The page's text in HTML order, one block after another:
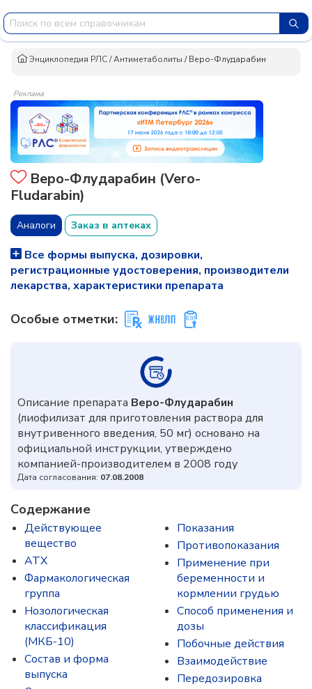
Энциклопедия РЛС/Антиметаболиты /Веро-Флударабин
Реклама
Веро-Флударабин (Vero-
Fludarabin)
Аналоги Заказ в аптеках
Все формы выпуска, дозировки,
регистрационные удостоверения, производители
лекарства, характеристики препарата
Особые отметки:
Описание препарата Веро-Флударабин
(лиофилизат для приготовления раствора для
внутривенного введения, 50 мг) основано на
официальной инструкции, утверждено
компанией-производителем в 2008 году
Дата согласования: 07.08.2008
Содержание
Действующее
вещество
ATX
Фармакологическая
группа
Нозологическая
классификация
(МКБ-10)
Состав и форма
выпускa
Показания
Противопоказания
Применение при
беременности и
кормлении грудью
Способ применения и
дозы
Побочные действия
Взаимодействие
Передозировка